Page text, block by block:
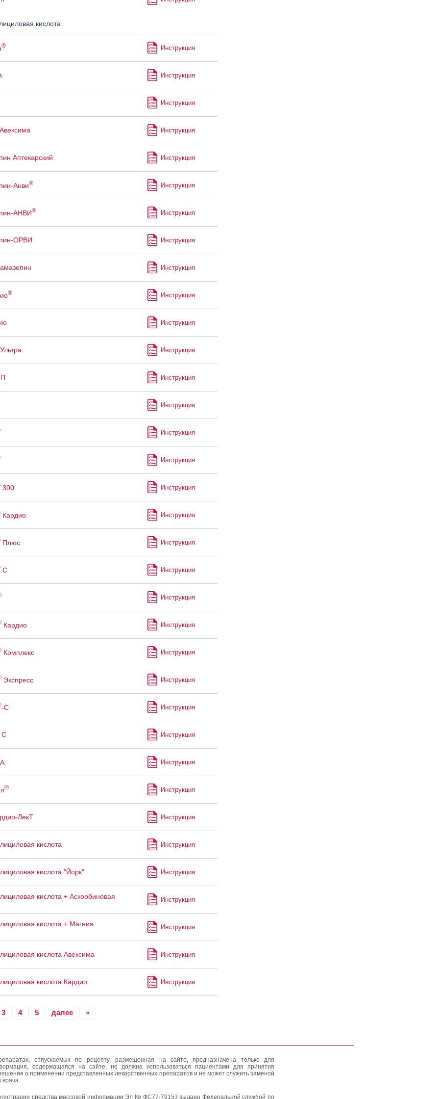
кислота
® Инструкция
Инструкция
Инструкция
Инструкция
Аптекарский Инструкция
Анви® Инструкция
АНВИ® Инструкция
ОРВИ Инструкция
Инструкция
® Инструкция
Инструкция
Инструкция
Инструкция
Инструкция
Инструкция
Инструкция
300 Инструкция
Кардио Инструкция
Плюс Инструкция
С Инструкция
Инструкция
Кардио Инструкция
Комплекс Инструкция
Экспресс Инструкция
-С Инструкция
С Инструкция
А Инструкция
® Инструкция
ЛекТ Инструкция
кислота Инструкция
кислота "Йорк" Инструкция
кислота + Аскорбиновая Инструкция
кислота + Магния Инструкция
кислота Авексима Инструкция
кислота Кардио Инструкция
3 4 5 далее »
отпускаемых по рецепту, размещенная на сайте, предназначена только для
содержащаяся на сайте, не должна использоваться пациентами для принятия
о применении представленных лекарственных препаратов и не может служить заменой
врача.
средства массовой информации Эл № ФС77-79153 выдано Федеральной службой по